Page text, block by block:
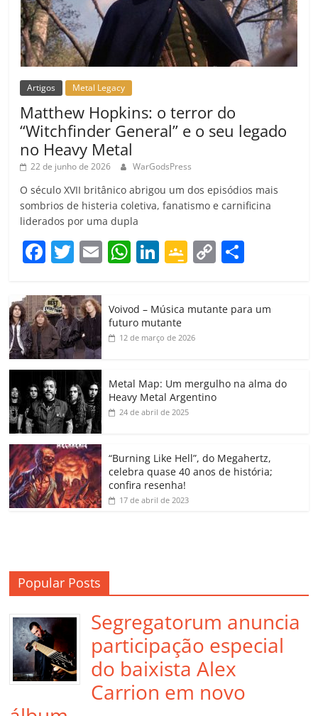
Artigos Metal Legacy
Matthew Hopkins: o terror do
“Witchfinder General” e o seu legado
no Heavy Metal
22 de junho de 2026 WarGodsPress
O século XVII britânico abrigou um dos episódios mais
sombrios de histeria coletiva, fanatismo e carnificina
liderados por uma dupla
F
c
e
b
o
o
k
T
itt
er
E
ai
W
at
s
A
p
Li
k
e
dI
G
gl
e
a
ss
o
m
C
y
k
p
h
Voivod – Música mutante para um
futuro mutante
12 de março de 2026
Metal Map: Um mergulho na alma do
Heavy Metal Argentino
24 de abril de 2025
“Burning Like Hell”, do Megahertz,
celebra quase 40 anos de história;
confira resenha!
17 de abril de 2023
Popular Posts
Segregatorum anuncia
participação especial
do baixista Alex
Carrion em novo